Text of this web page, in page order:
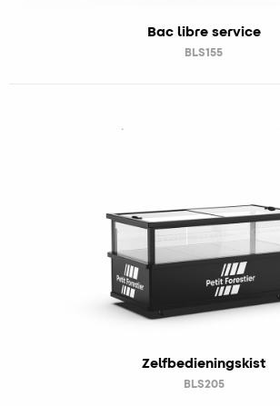
Bac libre service
BLS155
Zelfbedieningskist
BLS205